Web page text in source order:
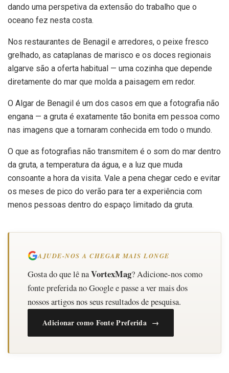
dando uma perspetiva da extensão do trabalho que o
oceano fez nesta costa.
Nos restaurantes de Benagil e arredores, o peixe fresco
grelhado, as cataplanas de marisco e os doces regionais
algarve são a oferta habitual — uma cozinha que depende
diretamente do mar que molda a paisagem em redor.
O Algar de Benagil é um dos casos em que a fotografia não
engana — a gruta é exatamente tão bonita em pessoa como
nas imagens que a tornaram conhecida em todo o mundo.
O que as fotografias não transmitem é o som do mar dentro
da gruta, a temperatura da água, e a luz que muda
consoante a hora da visita. Vale a pena chegar cedo e evitar
os meses de pico do verão para ter a experiência com
menos pessoas dentro do espaço limitado da gruta.
AJUDE-NOS A CHEGAR MAIS LONGE
Gosta do que lê naVortexMag? Adicione-nos como
fonte preferida no Google e passe a ver mais dos
nossos artigos nos seus resultados de pesquisa.
Adicionar como Fonte Preferida →